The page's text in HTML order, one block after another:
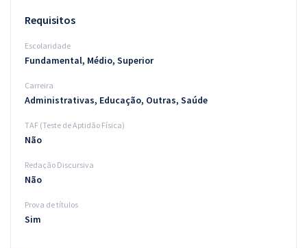
Requisitos
Escolaridade
Fundamental, Médio, Superior
Carreira
Administrativas, Educação, Outras, Saúde
TAF (Teste de Aptidão Física)
Não
Redação Discursiva
Não
Prova de títulos
Sim